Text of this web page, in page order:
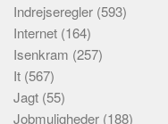
Indrejseregler (593)
Internet (164)
Isenkram (257)
It (567)
Jagt (55)
Jobmuligheder (188)